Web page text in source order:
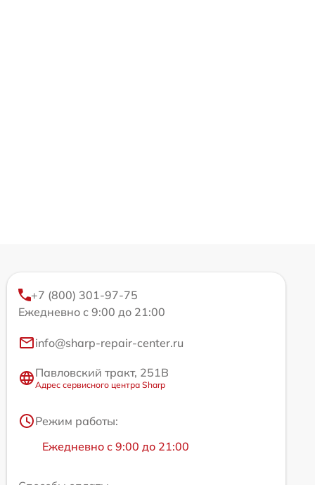
+7 (800) 301-97-75
Ежедневно с 9:00 до 21:00
info@sharp-repair-center.ru
Павловский тракт, 251В
Адрес сервисного центра Sharp
Режим работы:
Ежедневно с 9:00 до 21:00